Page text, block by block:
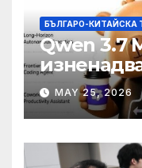
БЪЛГАРО-КИТАЙСКА
Qwen 3.7
задачи
MAY 25, 2026